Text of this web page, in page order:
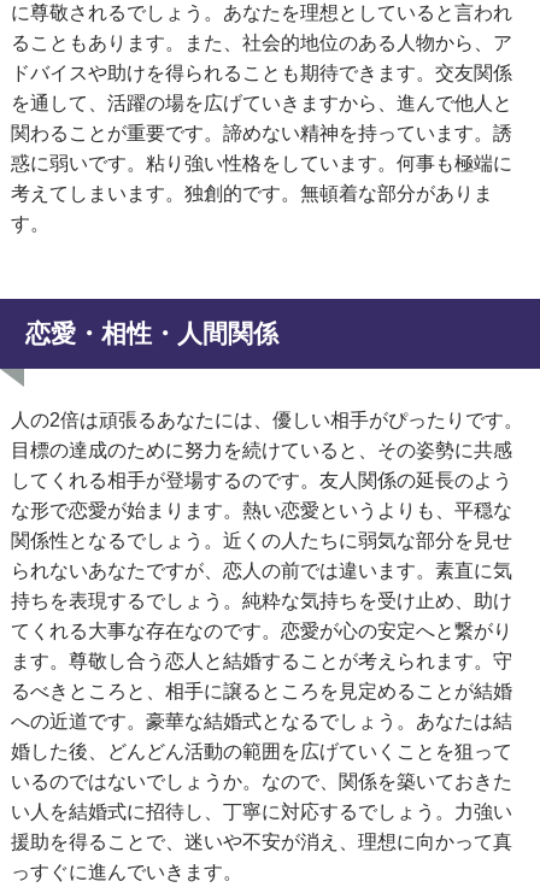
に尊敬されるでしょう。あなたを理想としていると言われ
ることもあります。また、社会的地位のある人物から、ア
ドバイスや助けを得られることも期待できます。交友関係
を通して、活躍の場を広げていきますから、進んで他人と
関わることが重要です。諦めない精神を持っています。誘
惑に弱いです。粘り強い性格をしています。何事も極端に
考えてしまいます。独創的です。無頓着な部分がありま
す。
恋愛・相性・人間関係
人の2倍は頑張るあなたには、優しい相手がぴったりです。
目標の達成のために努力を続けていると、その姿勢に共感
してくれる相手が登場するのです。友人関係の延長のよう
な形で恋愛が始まります。熱い恋愛というよりも、平穏な
関係性となるでしょう。近くの人たちに弱気な部分を見せ
られないあなたですが、恋人の前では違います。素直に気
持ちを表現するでしょう。純粋な気持ちを受け止め、助け
てくれる大事な存在なのです。恋愛が心の安定へと繋がり
ます。尊敬し合う恋人と結婚することが考えられます。守
るべきところと、相手に譲るところを見定めることが結婚
への近道です。豪華な結婚式となるでしょう。あなたは結
婚した後、どんどん活動の範囲を広げていくことを狙って
いるのではないでしょうか。なので、関係を築いておきた
い人を結婚式に招待し、丁寧に対応するでしょう。力強い
援助を得ることで、迷いや不安が消え、理想に向かって真
っすぐに進んでいきます。